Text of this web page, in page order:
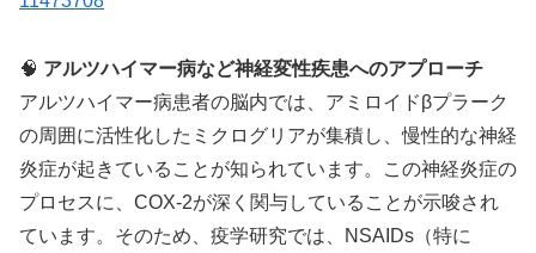
🧠 アルツハイマー病など神経変性疾患へのアプローチ
アルツハイマー病患者の脳内では、アミロイドβプラーク
の周囲に活性化したミクログリアが集積し、慢性的な神経
炎症が起きていることが知られています。この神経炎症の
プロセスに、COX-2が深く関与していることが示唆され
ています。そのため、疫学研究では、NSAIDs（特に